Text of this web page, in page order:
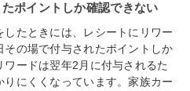
ポイントしか確認できない
たときには、レシートにリワー
その場で付与されたポイントしか
ードは翌年2月に付与されるた
にくくなっています。家族カー